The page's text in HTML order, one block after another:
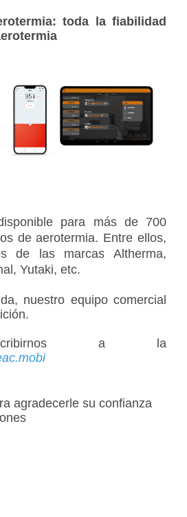
toda la fiabilidad
para más de 700
de aerotermia. Entre ellos,
de las marcas Altherma,
Yutaki, etc.
nuestro equipo comercial
a la
agradecerle su confianza